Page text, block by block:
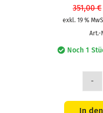
351,00€
Preis
war:
Preis
ist:
exkl. 19 %
Art.-
Noch 1
In